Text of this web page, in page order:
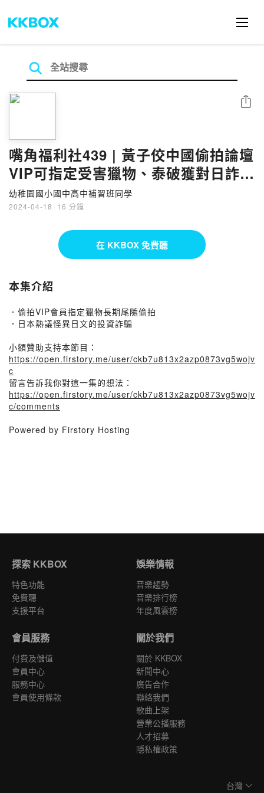
嘴角福利社439 | 黃子佼中國偷拍論壇
VIP可指定受害獵物、泰破獲對日詐騙
集團
幼稚園國小國中高中補習班同學
2024-04-18 · 16 分鐘
分享
在 KKBOX 免費聽
本集介紹
．偷拍VIP會員指定獵物長期尾隨偷拍
．日本熱議怪異日文的投資詐騙
小額贊助支持本節目：
https://open.firstory.me/user/ckb7u813x2azp0873vg5wojv
c
留言告訴我你對這一集的想法：
https://open.firstory.me/user/ckb7u813x2azp0873vg5wojv
c/comments
Powered by Firstory Hosting
探索 KKBOX
特色功能
免費聽
支援平台
娛樂情報
音樂趨勢
音樂排行榜
年度風雲榜
會員服務
付費及儲值
會員中心
服務中心
會員使用條款
關於我們
關於 KKBOX
新聞中心
廣告合作
聯絡我們
歌曲上架
營業公播服務
人才招募
隱私權政策
台灣